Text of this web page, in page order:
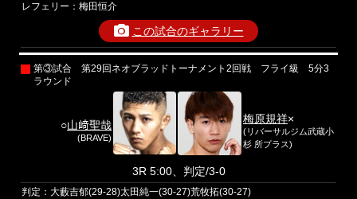
レフェリー：梅田恒介
この試合のギャラリー
第③試合 第29回ネオブラッドトーナメント2回戦 フライ級 5分3
ラウンド
○山﨑聖哉
(BRAVE)
梅原規祥×
(リバーサルジム武蔵小
杉 所プラス)
3R 5:00、判定/3-0
判定：大藪吉郁(29-28)太田純一(30-27)荒牧拓(30-27)